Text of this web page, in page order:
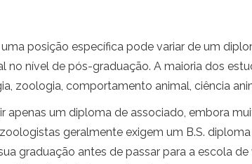
posição específica pode variar de um
no nível de pós-graduação. A maioria dos
zoologia, comportamento animal, ciência
um diploma de associado, embora
geralmente exigem um B.S.
graduação antes de passar para a escola